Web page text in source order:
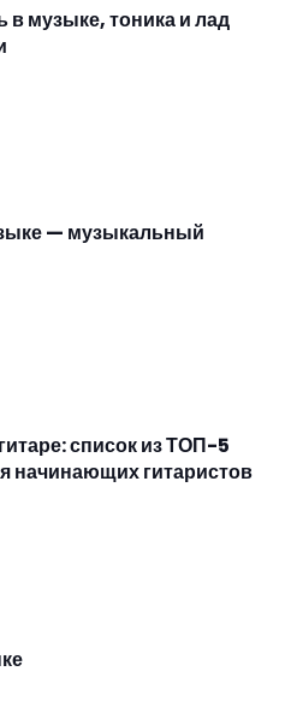
в музыке, тоника и лад
— музыкальный
список из ТОП-5
начинающих гитаристов